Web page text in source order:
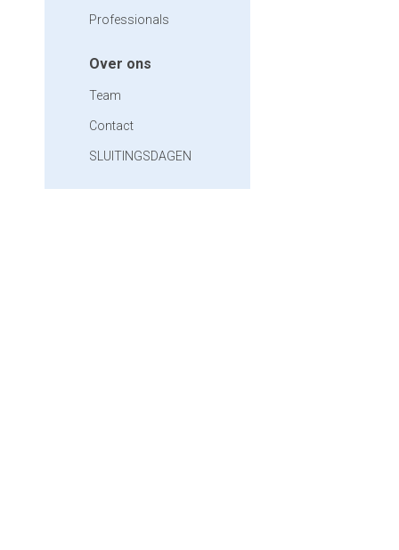
Professionals
Over ons
Team
Contact
SLUITINGSDAGEN